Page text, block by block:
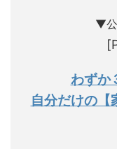
▼
わずか
自分だけの【